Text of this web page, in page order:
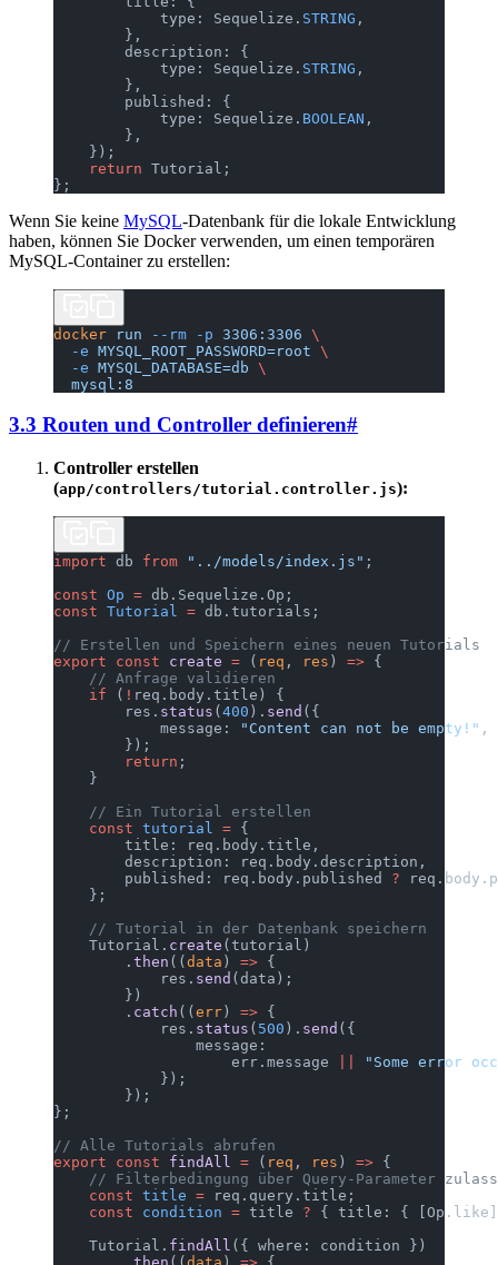
            type: Sequelize.
STRING ,
        },
        description: {
            type: Sequelize.
STRING ,
        },
        published: {
            type: Sequelize.
BOOLEAN ,
        },
    });
    return
Tutorial;
};
Wenn Sie keine MySQL-Datenbank für die lokale Entwicklung
haben, können Sie Docker verwenden, um einen temporären
MySQL-Container zu erstellen:
docker run --rm -p 3306:3306 \
  -e
MYSQL_ROOT_PASSWORD=root \
  -e
MYSQL_DATABASE=db \
  mysql:8
3.3 Routen und Controller definieren#
Controller erstellen
(app/controllers/tutorial.controller.js):
import db from "../models/index.js" ;
const Op = db.Sequelize.Op;
const Tutorial = db.tutorials;
// Erstellen und Speichern eines neuen Tutorials
export const create = ( req , res ) => {
    // Anfrage validieren
    if
( ! req.body.title) {
        res.
status ( 400 ). send ({
            message:
"Content can not be empty!" ,
        });
        return
;
    }
    // Ein Tutorial erstellen
    const
tutorial = {
        title: req.body.title,
        description: req.body.description,
        published: req.body.published
?
    };
    // Tutorial in der Datenbank speichern
    Tutorial.
create (tutorial)
        .
then (( data ) => {
            res.
send (data);
        })
        .
catch (( err ) => {
            res.
status ( 500 ). send ({
                message:
                    err.message
"Some error
            });
        });
};
// Alle Tutorials abrufen
export const findAll = ( req , res ) => {
// Filterbedingung über Query-Parameter
    const
title = req.query.title;
    const
condition = title ? { title: {
    Tutorial.
findAll ({ where: condition })